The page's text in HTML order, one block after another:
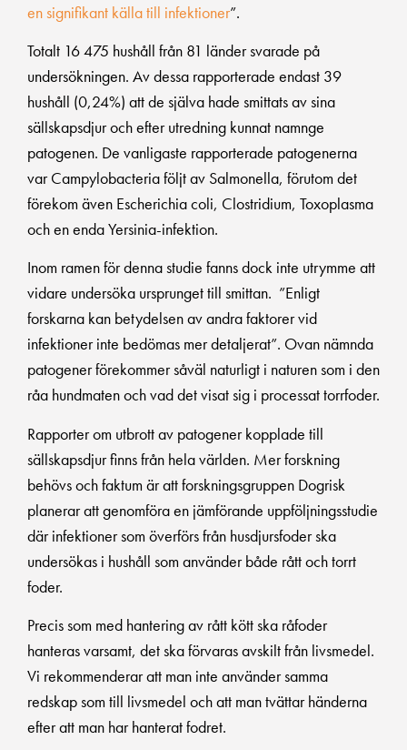
en signifikant källa till infektioner”.
Totalt 16 475 hushåll från 81 länder svarade på
undersökningen. Av dessa rapporterade endast 39
hushåll (0,24%) att de själva hade smittats av sina
sällskapsdjur och efter utredning kunnat namnge
patogenen. De vanligaste rapporterade patogenerna
var Campylobacteria följt av Salmonella, förutom det
förekom även Escherichia coli, Clostridium, Toxoplasma
och en enda Yersinia-infektion.
Inom ramen för denna studie fanns dock inte utrymme att
vidare undersöka ursprunget till smittan. ”Enligt
forskarna kan betydelsen av andra faktorer vid
infektioner inte bedömas mer detaljerat”. Ovan nämnda
patogener förekommer såväl naturligt i naturen som i den
råa hundmaten och vad det visat sig i processat torrfoder.
Rapporter om utbrott av patogener kopplade till
sällskapsdjur finns från hela världen. Mer forskning
behövs och faktum är att forskningsgruppen Dogrisk
planerar att genomföra en jämförande uppföljningsstudie
där infektioner som överförs från husdjursfoder ska
undersökas i hushåll som använder både rått och torrt
foder.
Precis som med hantering av rått kött ska råfoder
hanteras varsamt, det ska förvaras avskilt från livsmedel.
Vi rekommenderar att man inte använder samma
redskap som till livsmedel och att man tvättar händerna
efter att man har hanterat fodret.